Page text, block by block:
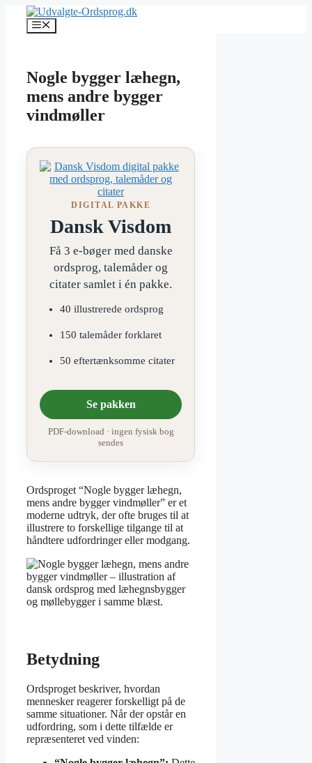
indhold
Menu
Nogle bygger læhegn,
mens andre bygger
vindmøller
DIGITAL PAKKE
Dansk Visdom
Få 3 e-bøger med danske
ordsprog, talemåder og
citater samlet i én pakke.
40 illustrerede ordsprog
150 talemåder forklaret
50 eftertænksomme citater
Se pakken
PDF-download · ingen fysisk bog
sendes
Ordsproget “Nogle bygger læhegn,
mens andre bygger vindmøller” er et
moderne udtryk, der ofte bruges til at
illustrere to forskellige tilgange til at
håndtere udfordringer eller modgang.
Betydning
Ordsproget beskriver, hvordan
mennesker reagerer forskelligt på de
samme situationer. Når der opstår en
udfordring, som i dette tilfælde er
repræsenteret ved vinden: